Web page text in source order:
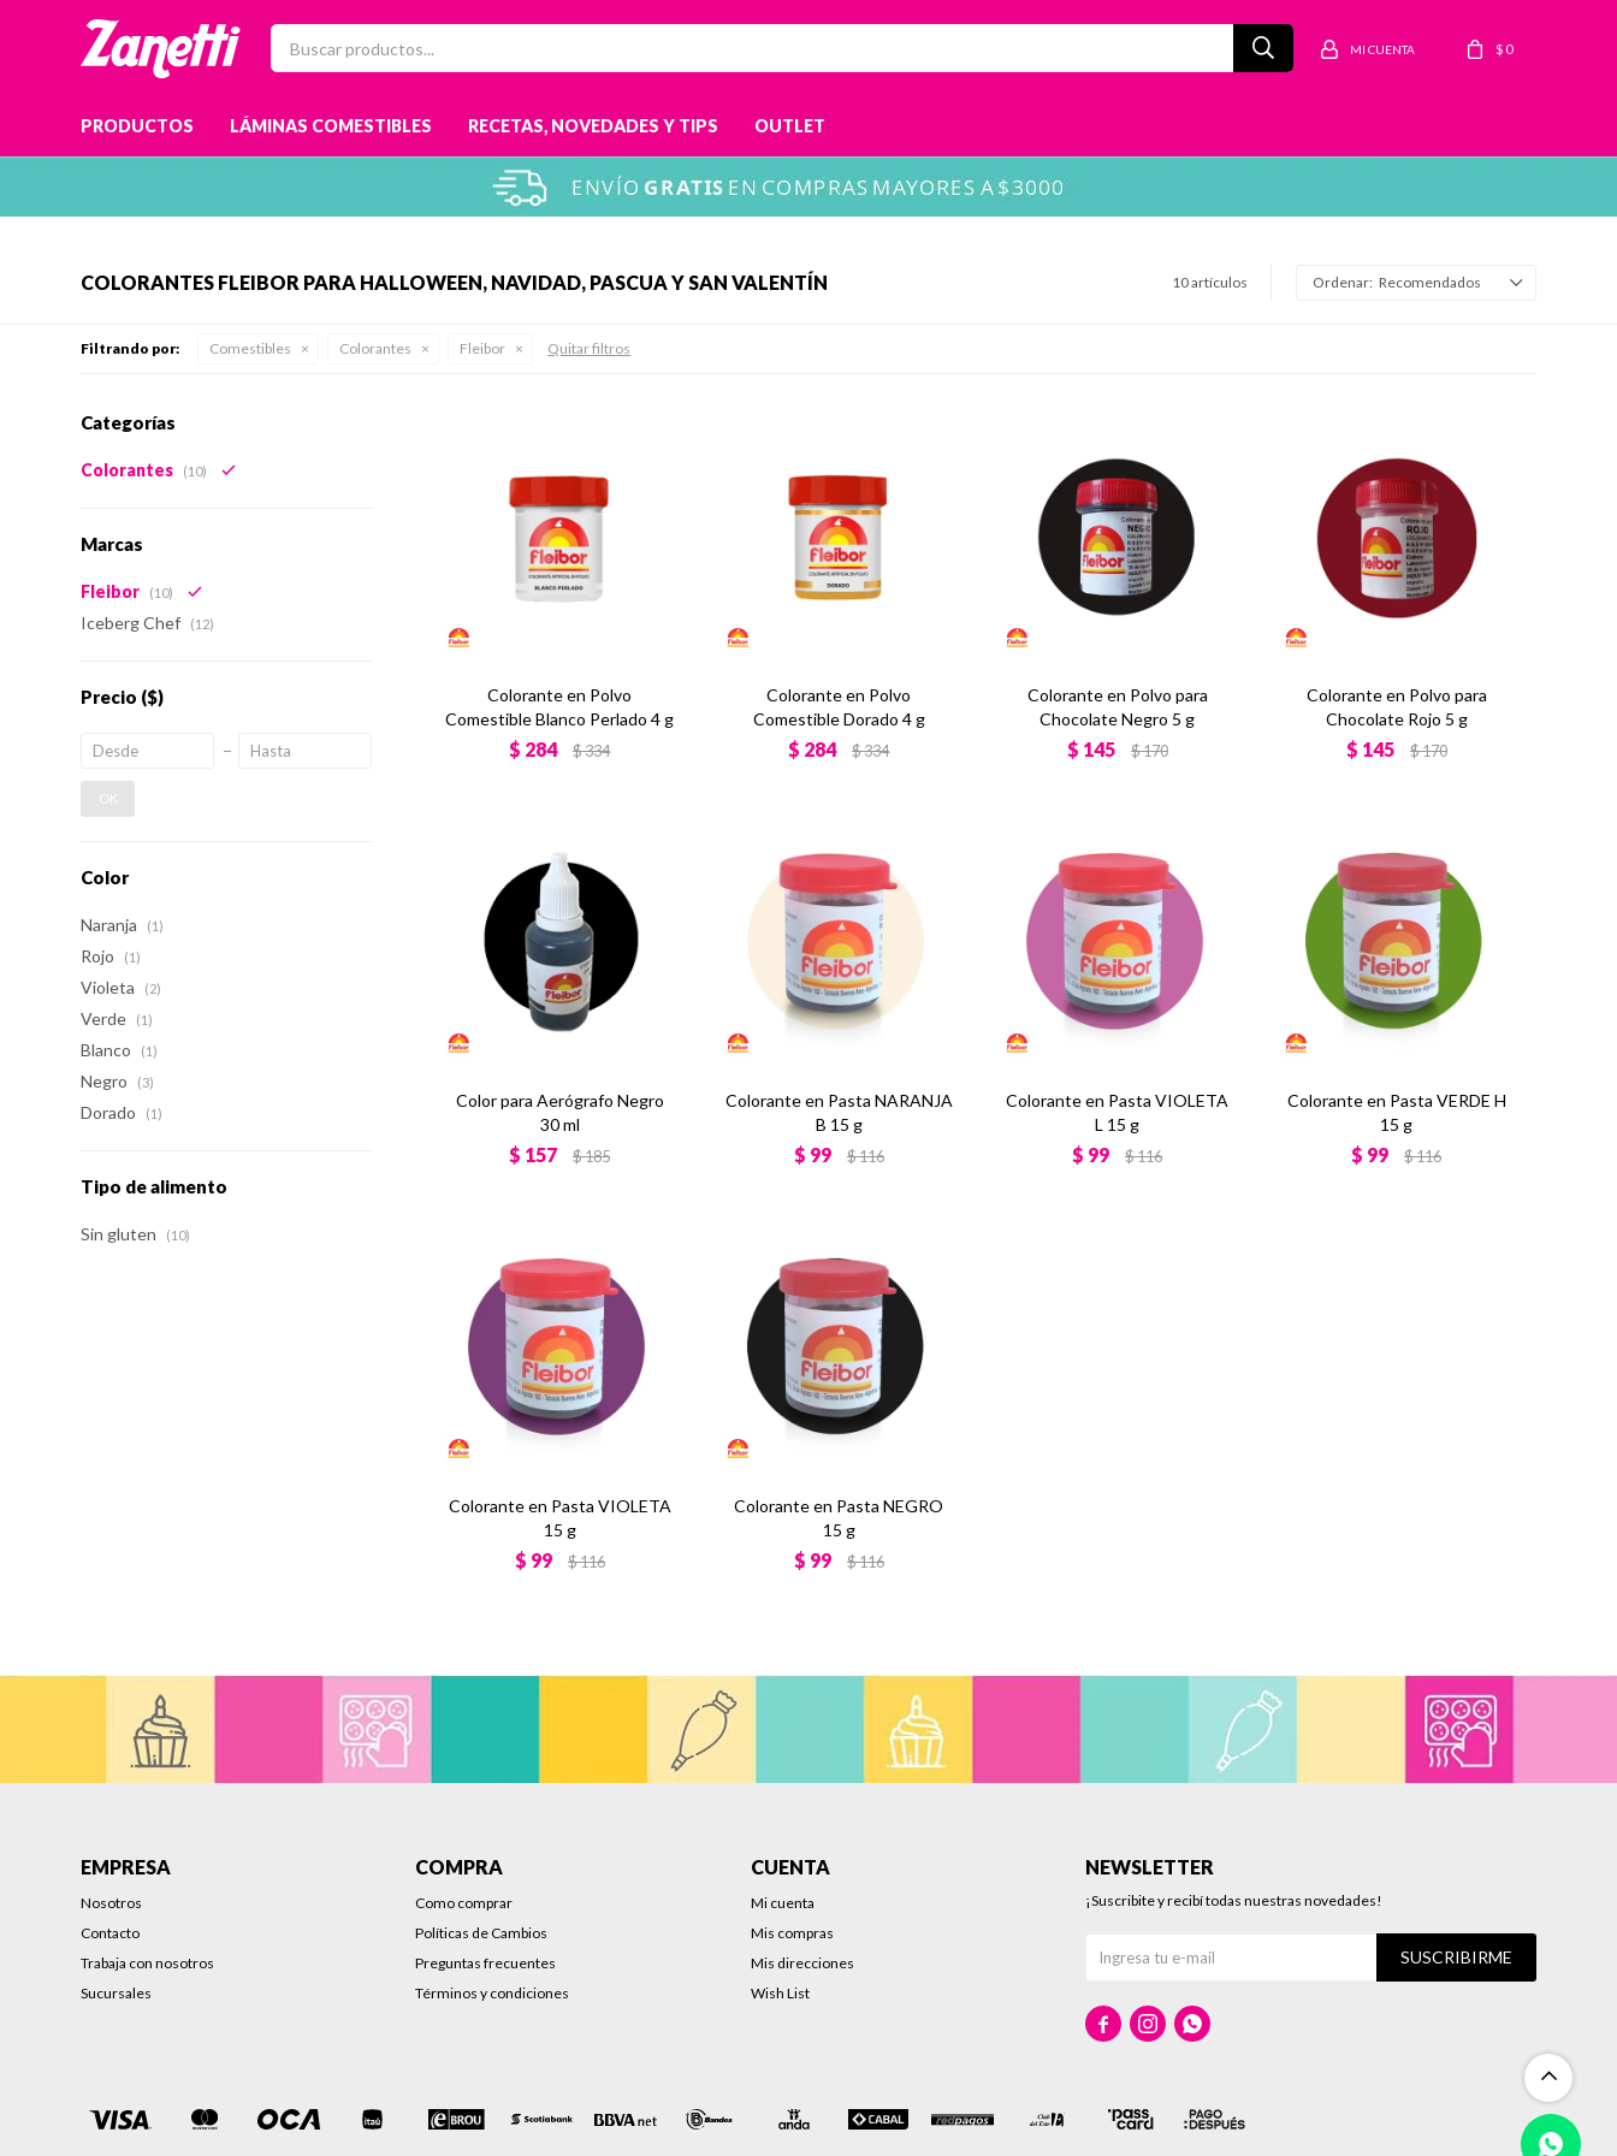
PRODUCTOS LÁMINAS COMESTIBLES RECETAS, NOVEDADES Y TIPS OUTLET
$ 0
COLORANTES FLEIBOR PARA HALLOWEEN, NAVIDAD, PASCUA Y SAN VALENTÍN 10 artículos Recomendados
Filtrando por: Comestibles Colorantes Fleibor Quitar filtros
Colorante en Polvo
Comestible Blanco Perlado 4 g
$ 284 $334
Colorante en Polvo
Comestible Dorado 4 g
$ 284 $334
Colorante en Polvo para
Chocolate Negro 5 g
$ 145 $170
Colorante en Polvo para
Chocolate Rojo 5 g
$ 145 $170
Color para Aerógrafo Negro
30 ml
$ 157 $185
Colorante en Pasta NARANJA
B 15 g
$ 99 $116
Colorante en Pasta VIOLETA
L 15 g
$ 99 $116
Colorante en Pasta VERDE H
15 g
$ 99 $116
Colorante en Pasta VIOLETA
15 g
$ 99 $116
Colorante en Pasta NEGRO
15 g
$ 99 $116
Categorías
Colorantes (10)
Marcas
Fleibor (10)
Iceberg Chef (12)
Precio ($)
OK
Color
Naranja (1)
Rojo (1)
Violeta (2)
Verde (1)
Blanco (1)
Negro (3)
Dorado (1)
Tipo de alimento
Sin gluten (10)
EMPRESA
Nosotros
Contacto
Trabaja con nosotros
Sucursales
COMPRA
Como comprar
Políticas de Cambios
Preguntas frecuentes
Términos y condiciones
CUENTA
Mi cuenta
Mis compras
Mis direcciones
Wish List
NEWSLETTER
¡Suscribite y recibí todas nuestras novedades!
SUSCRIBIRME
  